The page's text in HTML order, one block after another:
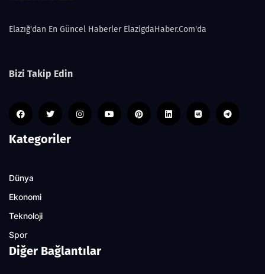
Elazığ'dan En Güncel Haberler ElazigdaHaber.Com'da
Bizi Takip Edin
Kategoriler
Dünya
Ekonomi
Teknoloji
Spor
Diğer Bağlantılar